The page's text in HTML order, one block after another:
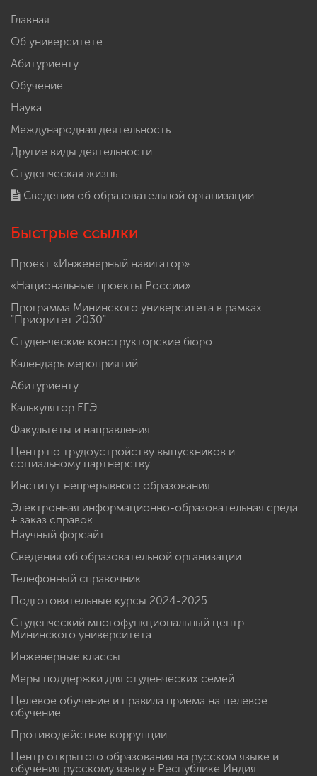
Главная
Об университете
Абитуриенту
Обучение
Наука
Международная деятельность
Другие виды деятельности
Студенческая жизнь
Сведения об образовательной организации
Быстрые ссылки
Проект «Инженерный навигатор»
«Национальные проекты России»
Программа Мининского университета в рамках
"Приоритет 2030"
Студенческие конструкторские бюро
Календарь мероприятий
Абитуриенту
Калькулятор ЕГЭ
Факультеты и направления
Центр по трудоустройству выпускников и
социальному партнерству
Институт непрерывного образования
Электронная информационно-образовательная среда
+ заказ справок
Научный форсайт
Сведения об образовательной организации
Телефонный справочник
Подготовительные курсы 2024-2025
Студенческий многофункциональный центр
Мининского университета
Инженерные классы
Меры поддержки для студенческих семей
Целевое обучение и правила приема на целевое
обучение
Противодействие коррупции
Центр открытого образования на русском языке и
обучения русскому языку в Республике Индия